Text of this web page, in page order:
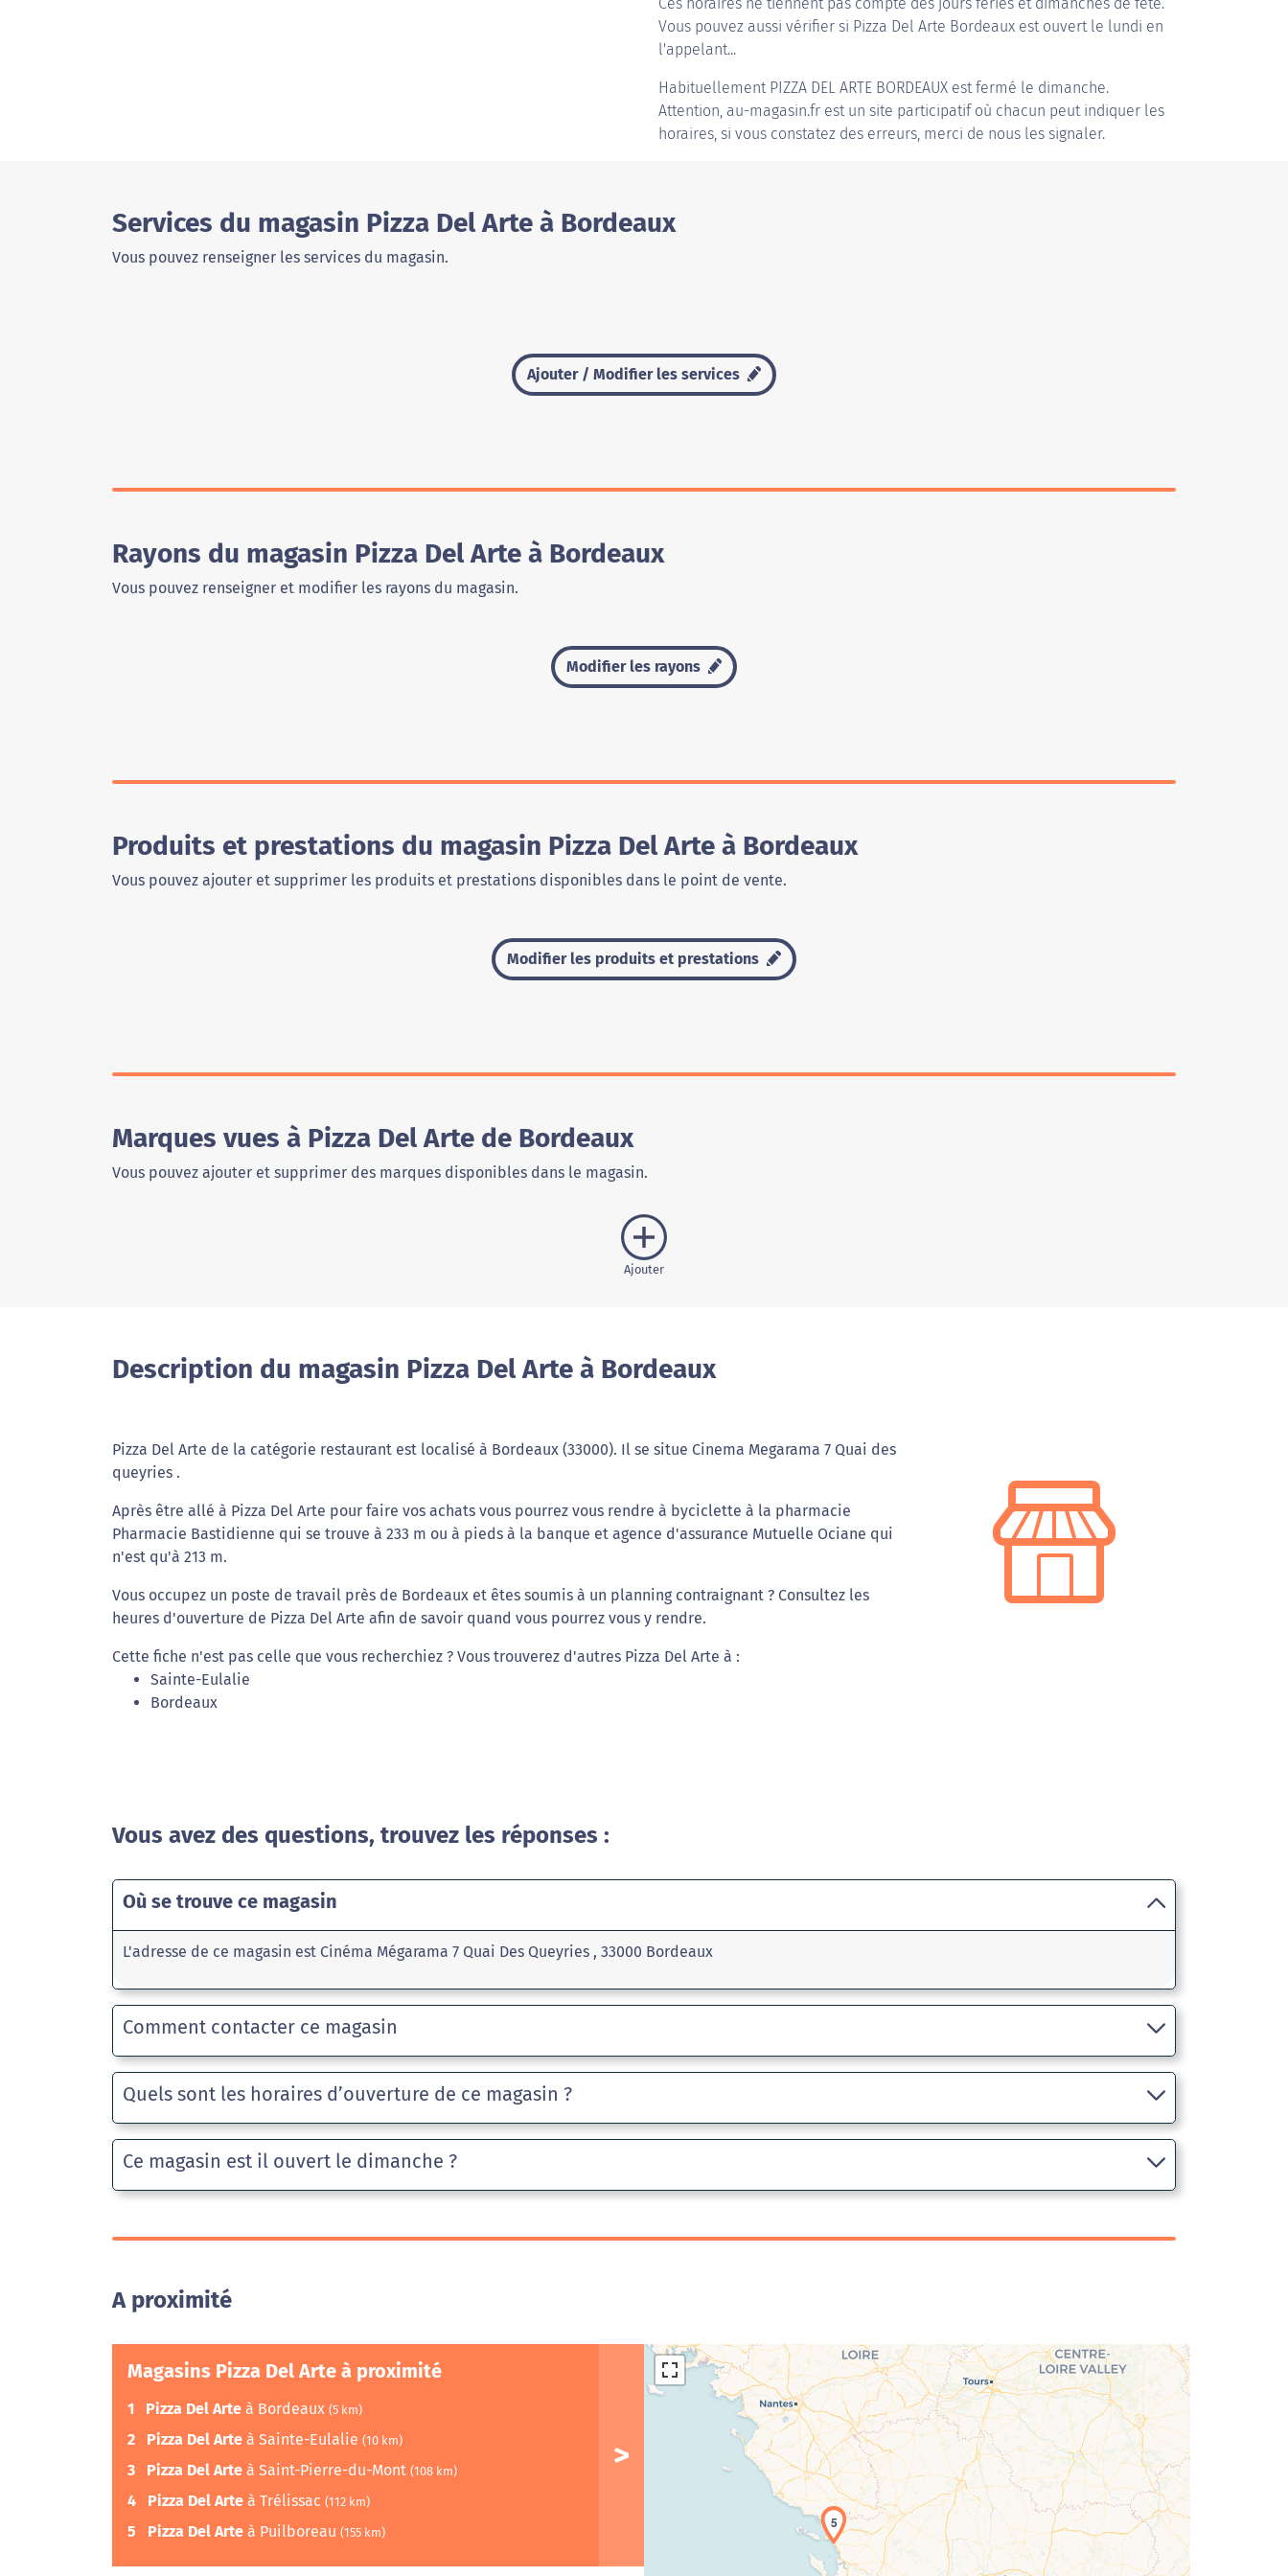
Vous pouvez aussi vérifier si Pizza Del Arte Bordeaux est ouvert le lundi en
l'appelant...
Habituellement PIZZA DEL ARTE BORDEAUX est fermé le dimanche.
Attention, au-magasin.fr est un site participatif où chacun peut indiquer les
horaires, si vous constatez des erreurs, merci de nous les signaler.
Services du magasin Pizza Del Arte à Bordeaux
Vous pouvez renseigner les services du magasin.
Ajouter / Modifier les services
Rayons du magasin Pizza Del Arte à Bordeaux
Vous pouvez renseigner et modifier les rayons du magasin.
Modifier les rayons
Produits et prestations du magasin Pizza Del Arte à Bordeaux
Vous pouvez ajouter et supprimer les produits et prestations disponibles dans le point de vente.
Modifier les produits et prestations
Marques vues à Pizza Del Arte de Bordeaux
Vous pouvez ajouter et supprimer des marques disponibles dans le magasin.
Ajouter
Description du magasin Pizza Del Arte à Bordeaux
Pizza Del Arte de la catégorie restaurant est localisé à Bordeaux (33000). Il se situe Cinema Megarama 7 Quai des
queyries .
Après être allé à Pizza Del Arte pour faire vos achats vous pourrez vous rendre à byciclette à la pharmacie
Pharmacie Bastidienne qui se trouve à 233 m ou à pieds à la banque et agence d'assurance Mutuelle Ociane qui
n'est qu'à 213 m.
Vous occupez un poste de travail près de Bordeaux et êtes soumis à un planning contraignant ? Consultez les
heures d'ouverture de Pizza Del Arte afin de savoir quand vous pourrez vous y rendre.
Cette fiche n'est pas celle que vous recherchiez ? Vous trouverez d'autres Pizza Del Arte à :
Sainte-Eulalie
Bordeaux
Vous avez des questions, trouvez les réponses :
Où se trouve ce magasin
L'adresse de ce magasin est Cinéma Mégarama 7 Quai Des Queyries , 33000 Bordeaux
Comment contacter ce magasin
Quels sont les horaires d’ouverture de ce magasin ?
Ce magasin est il ouvert le dimanche ?
A proximité
Magasins Pizza Del Arte à proximité
1 Pizza Del Arte à Bordeaux (5 km)
2 Pizza Del Arte à Sainte-Eulalie (10 km)
3 Pizza Del Arte à Saint-Pierre-du-Mont (108 km)
4 Pizza Del Arte à Trélissac (112 km)
5 Pizza Del Arte à Puilboreau (155 km)
5